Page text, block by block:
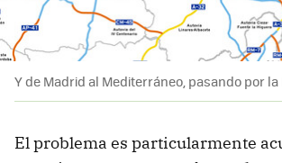
Y de Madrid al Mediterráneo, pasando por la
El problema es particularmente